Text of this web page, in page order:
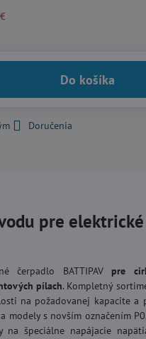
Do košíka
Doručenia
pre
čerpadlo BATTIPAV pre
pílach. Kompletný
na požadovanej kapacite a
a modely s novším označením
na špeciálne napájacie